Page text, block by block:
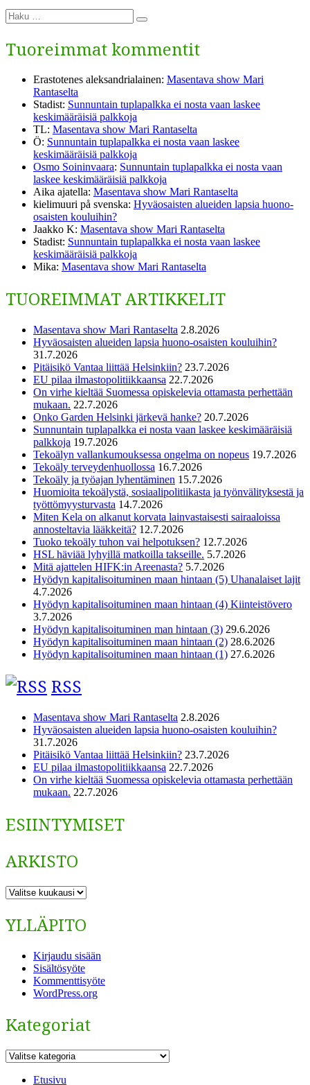
Etsi:
Haku
Tuoreimmat kommentit
Erastotenes aleksandrialainen: Masentava show Mari
Rantaselta
Stadist: Sunnuntain tuplapalkka ei nosta vaan laskee
keskimääräisiä palkkoja
TL: Masentava show Mari Rantaselta
Ö: Sunnuntain tuplapalkka ei nosta vaan laskee
keskimääräisiä palkkoja
Osmo Soininvaara: Sunnuntain tuplapalkka ei nosta vaan
laskee keskimääräisiä palkkoja
Aika ajatella: Masentava show Mari Rantaselta
kielimuuri på svenska: Hyväosaisten alueiden lapsia huono-
osaisten kouluihin?
Jaakko K: Masentava show Mari Rantaselta
Stadist: Sunnuntain tuplapalkka ei nosta vaan laskee
keskimääräisiä palkkoja
Mika: Masentava show Mari Rantaselta
TUOREIMMAT ARTIKKELIT
Masentava show Mari Rantaselta 2.8.2026
Hyväosaisten alueiden lapsia huono-osaisten kouluihin?
31.7.2026
Pitäisikö Vantaa liittää Helsinkiin? 23.7.2026
EU pilaa ilmastopolitiikkaansa 22.7.2026
On virhe kieltää Suomessa opiskelevia ottamasta perhettään
mukaan. 22.7.2026
Onko Garden Helsinki järkevä hanke? 20.7.2026
Sunnuntain tuplapalkka ei nosta vaan laskee keskimääräisiä
palkkoja 19.7.2026
Tekoälyn vallankumouksessa ongelma on nopeus 19.7.2026
Tekoäly terveydenhuollossa 16.7.2026
Tekoäly ja työajan lyhentäminen 15.7.2026
Huomioita tekoälystä, sosiaalipolitiikasta ja työnvälityksestä ja
työttömyysturvasta 14.7.2026
Miten Kela on alkanut korvata lainvastaisesti sairaaloissa
annosteltavia lääkkeitä? 12.7.2026
Tuoko tekoäly tuhon vai helpotuksen? 12.7.2026
HSL häviää lyhyillä matkoilla takseille. 5.7.2026
Mitä ajattelen HIFK:in Areenasta? 5.7.2026
Hyödyn kapitalisoituminen maan hintaan (5) Uhanalaiset lajit
4.7.2026
Hyödyn kapitalisoituminen maan hintaan (4) Kiinteistövero
3.7.2026
Hyödyn kapitalisoituminen man hintaan (3) 29.6.2026
Hyödyn kapitalisoituminen maan hintaan (2) 28.6.2026
Hyödyn kapitalisoituminen maan hintaan (1) 27.6.2026
RSS
Masentava show Mari Rantaselta 2.8.2026
Hyväosaisten alueiden lapsia huono-osaisten kouluihin?
31.7.2026
Pitäisikö Vantaa liittää Helsinkiin? 23.7.2026
EU pilaa ilmastopolitiikkaansa 22.7.2026
On virhe kieltää Suomessa opiskelevia ottamasta perhettään
mukaan. 22.7.2026
ESIINTYMISET
ARKISTO
ARKISTO
YLLÄPITO
Kirjaudu sisään
Sisältösyöte
Kommenttisyöte
WordPress.org
Kategoriat
Kategoriat
Etusivu